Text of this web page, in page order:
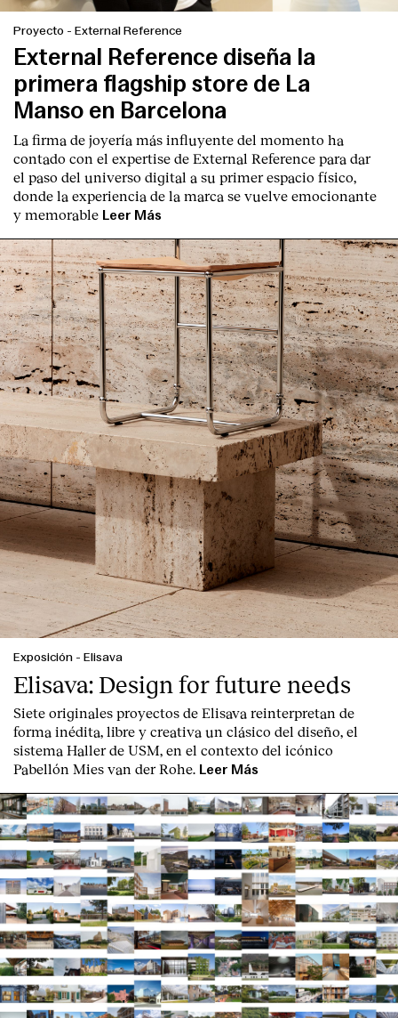
Proyecto - External Reference
External Reference diseña la
primera flagship store de La
Manso en Barcelona
La firma de joyería más influyente del momento ha
contado con el expertise de External Reference para dar
el paso del universo digital a su primer espacio físico,
donde la experiencia de la marca se vuelve emocionante
y memorable Leer Más
Exposición - Elisava
Elisava: Design for future needs
Siete originales proyectos de Elisava reinterpretan de
forma inédita, libre y creativa un clásico del diseño, el
sistema Haller de USM, en el contexto del icónico
Pabellón Mies van der Rohe. Leer Más